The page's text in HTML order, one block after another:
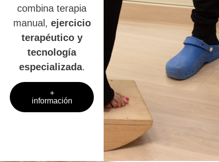
combina terapia
manual, ejercicio
terapéutico y
tecnología
especializada.
+
información